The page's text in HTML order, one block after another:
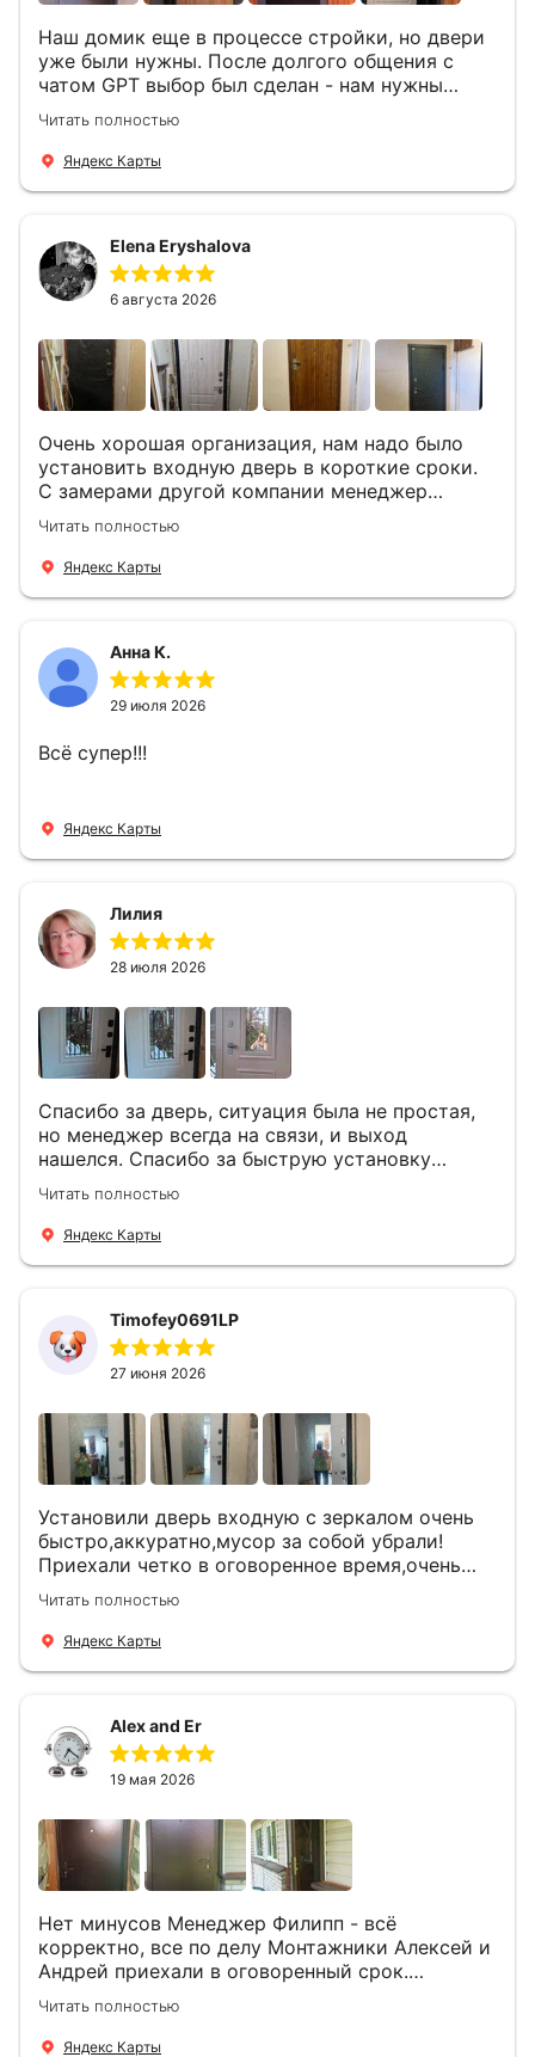
Наш домик еще в процессе стройки, но двери
уже были нужны. После долгого общения с
чатом GPT выбор был сделан - нам нужны
двери Аргус Термо Композит, которые нашлись
в компании ДвериОпт . Менеджер Филипп
ответил на все вопросы, посчитал стоимость и
установили две двери, ответили на все
вопросы . Выполненной работой мы довольны.
Огромная всем благодарность!
Читать полностью
Яндекс Карты
Elena Eryshalova
6 августа 2026
Очень хорошая организация, нам надо было
установить входную дверь в короткие сроки.
С замерами другой компании менеджер
компании Филлип, быстро предоставил нам
варианты дверей, монтаж тоже был очень
четкий, позвонили, согласовали и установили
Читать полностью
Яндекс Карты
Анна К.
29 июля 2026
Всё супер!!!
Яндекс Карты
Лилия
28 июля 2026
Спасибо за дверь, ситуация была не простая,
но менеджер всегда на связи, и выход
нашелся. Спасибо за быструю установку
Роману, один и привёз, и установил. Надеюсь,
что дверь нам долго послужит
Читать полностью
Яндекс Карты
Timofey0691LP
27 июня 2026
Установили дверь входную с зеркалом очень
быстро,аккуратно,мусор за собой убрали!
Приехали четко в оговоренное время,очень
вежливые,деликатные рабочие .Все
понравилось и дверь ,и работа и цена!
Читать полностью
Яндекс Карты
Alex and Er
19 мая 2026
Нет минусов Менеджер Филипп - всё
корректно, все по делу Монтажники Алексей и
Андрей приехали в оговоренный срок.
Демонтировали старую дверь и установили
новую буквально за час Быстро и качественно
+ нормальные цены Всем большое спасибо
Читать полностью
Яндекс Карты